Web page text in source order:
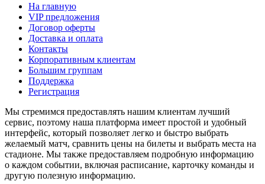
На главную
VIP предложения
Договор оферты
Доставка и оплата
Контакты
Корпоративным клиентам
Большим группам
Поддержка
Регистрация
Мы стремимся предоставлять нашим клиентам лучший
сервис, поэтому наша платформа имеет простой и удобный
интерфейс, который позволяет легко и быстро выбрать
желаемый матч, сравнить цены на билеты и выбрать места на
стадионе. Мы также предоставляем подробную информацию
о каждом событии, включая расписание, карточку команды и
другую полезную информацию.